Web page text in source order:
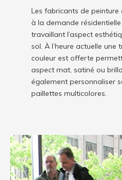
Les fabricants de
à la demande
travaillant l’aspect
sol. À l’heure actuelle
couleur est offerte
aspect mat, satiné ou
également personnaliser
paillettes multicolores.